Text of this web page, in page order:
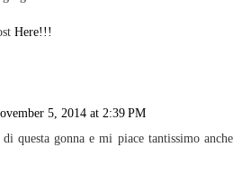
Here!!!
5, 2014 at 2:39 PM
di questa gonna e mi piace tantissimo anche